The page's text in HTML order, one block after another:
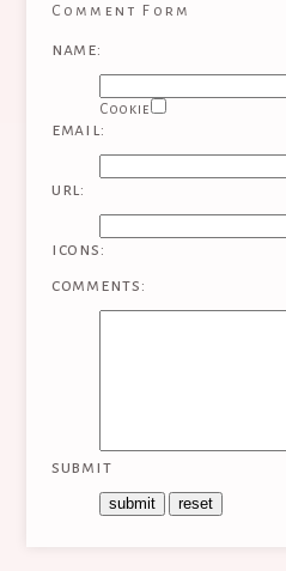
Comment Form
name:
Cookie
email:
url:
icons:
comments:
submit